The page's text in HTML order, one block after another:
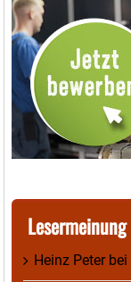
Lesermeinung
Heinz Peterbei